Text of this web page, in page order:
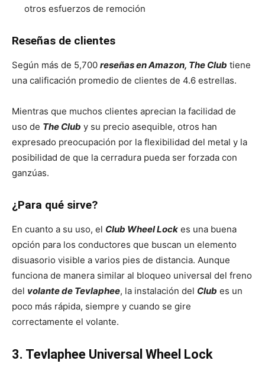
otros esfuerzos de remoción
Reseñas de clientes
Según más de 5,700 reseñas en Amazon, The Club tiene
una calificación promedio de clientes de 4.6 estrellas.
Mientras que muchos clientes aprecian la facilidad de
uso de The Club y su precio asequible, otros han
expresado preocupación por la flexibilidad del metal y la
posibilidad de que la cerradura pueda ser forzada con
ganzúas.
¿Para qué sirve?
En cuanto a su uso, el Club Wheel Lock es una buena
opción para los conductores que buscan un elemento
disuasorio visible a varios pies de distancia. Aunque
funciona de manera similar al bloqueo universal del freno
del volante de Tevlaphee, la instalación del Club es un
poco más rápida, siempre y cuando se gire
correctamente el volante.
3. Tevlaphee Universal Wheel Lock